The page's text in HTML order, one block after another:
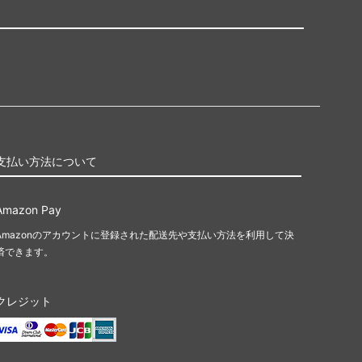
払い方法について
Pay
のアカウントに登録された配送先や支払い方法を利用して決
できます。
レジット